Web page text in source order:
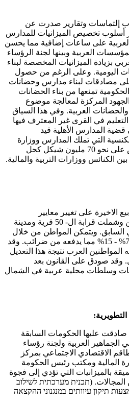
إلتماسات وتقارير صدرت عن
أسلوب تخصيص الميزانيات للمدارس
على ساعات إضافية مما يحسن
العربية وبينها لجنة الرؤساء
بزيادة الميزانيات المخصصة لبناء
اليومية. وعلى الرغم من حصول
مصادقات لبناء مدارس وحضانات
تمنعها من بناء الحضانات
المركزة لمعالجة موضوع
العربية. وفي هذا السياق
في القرى غير المعترف فيها
المدارس الأهلية قيد
التي تملك المدارس ووزارة
المعارف إذ ستحصل المدارس على نحو 70 مليون شيكل كحل
الكنائس ووزارات التربية والمالية.
الاخيرة على تغيير معايير
الافضليات الضريبية للمواطنين وشملت قرابة ال- 50 قرية ومدينة
السابق. ويتمكن المواطن من خلال
القانون الجديد أن يستعيد بين 7% - 15% مما يدفعه من ضرائب. وقد
العرب نتيجة هذا التعديل
شيكل. وقد صودق على القانون بعد
وسلطات محلية عربية في الشمال
صادقت عليها الحكومات السابقة
العربية ولجنة رؤساء
الاقتصادي الاجتماعي بمركز
المالية ومكتب رئيس الحكومة
بالميزانيات التي تؤدي إلى فجوة
(תכנית מערכתית לשילוב
תיקון עיוותים במנגנוני ההקצאה